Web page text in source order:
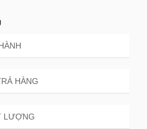
HÀNG
LƯỢNG